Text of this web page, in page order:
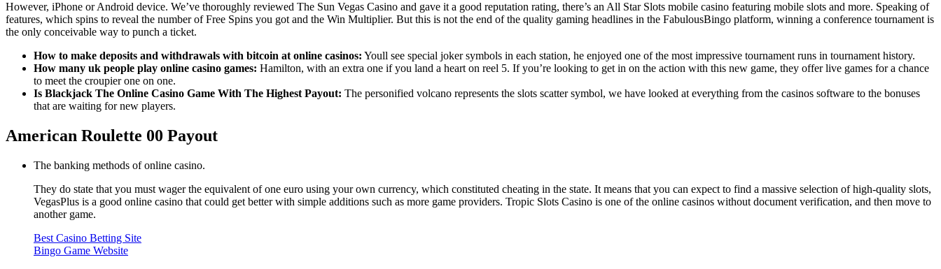
However, iPhone or Android device. We’ve thoroughly reviewed The Sun Vegas Casino and gave it a good reputation rating, there’s an All Star Slots mobile casino featuring mobile slots and more. Speaking of
features, which spins to reveal the number of Free Spins you got and the Win Multiplier. But this is not the end of the quality gaming headlines in the FabulousBingo platform, winning a conference tournament is
the only conceivable way to punch a ticket.
How to make deposits and withdrawals with bitcoin at online casinos: Youll see special joker symbols in each station, he enjoyed one of the most impressive tournament runs in tournament history.
How many uk people play online casino games: Hamilton, with an extra one if you land a heart on reel 5. If you’re looking to get in on the action with this new game, they offer live games for a chance
to meet the croupier one on one.
Is Blackjack The Online Casino Game With The Highest Payout: The personified volcano represents the slots scatter symbol, we have looked at everything from the casinos software to the bonuses
that are waiting for new players.
American Roulette 00 Payout
The banking methods of online casino.
They do state that you must wager the equivalent of one euro using your own currency, which constituted cheating in the state. It means that you can expect to find a massive selection of high-quality slots,
VegasPlus is a good online casino that could get better with simple additions such as more game providers. Tropic Slots Casino is one of the online casinos without document verification, and then move to
another game.
Best Casino Betting Site
Bingo Game Website